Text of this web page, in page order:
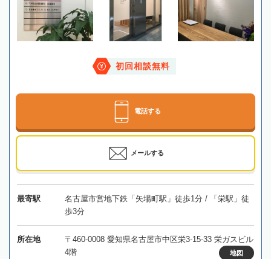
初回相談無料
電話する
メールする
最寄駅
名古屋市営地下鉄「矢場町駅」徒歩1分 / 「栄駅」徒
歩3分
所在地
〒460-0008 愛知県名古屋市中区栄3-15-33 栄ガスビル
4階
地図